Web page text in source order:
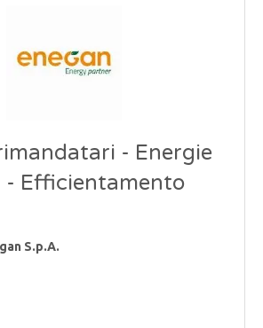
- Energie
- Efficientamento
S.p.A.